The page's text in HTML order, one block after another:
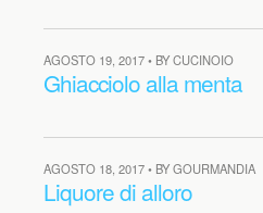
AGOSTO 19, 2017 • BY CUCINOIO
Ghiacciolo alla menta
AGOSTO 18, 2017 • BY GOURMANDIA
Liquore di alloro